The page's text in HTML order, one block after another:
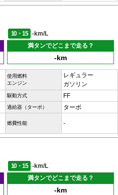
10・15
-km/L
満タンでどこまで走る？
-km
使用燃料
エンジン
レギュラー
ガソリン
駆動方式 FF
過給器（ターボ） ターボ
燃費性能 -
10・15
-km/L
満タンでどこまで走る？
-km